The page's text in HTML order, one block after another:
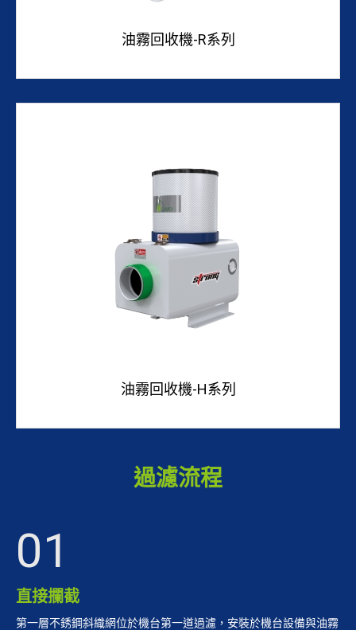
油霧回收機-R系列
油霧回收機-H系列
過濾流程
01
直接攔截
第一層不銹鋼斜織網位於機台第一道過濾，安裝於機台設備與油霧